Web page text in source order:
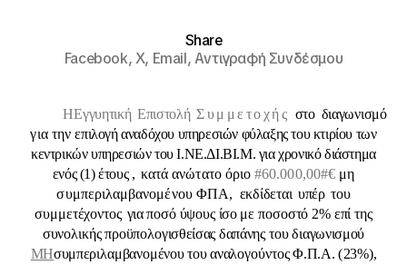
Share
Facebook,X, Email,Αντιγραφή Συνδέσμου
HΕγγυητική ΕπιστολήΣυμμετοχής στο διαγωνισμό
για την επιλογή αναδόχου υπηρεσιών φύλαξης του κτιρίου των
κεντρικών υπηρεσιών του Ι.ΝΕ.ΔΙ.ΒΙ.Μ. για χρονικό διάστημα
ενός (1) έτους , κατά ανώτατο όριο#60.000,00#€ μη
συμπεριλαμβανομένου ΦΠΑ, εκδίδεται υπέρ του
συμμετέχοντος για ποσό ύψους ίσο με ποσοστό 2% επί της
συνολικής προϋπολογισθείσας δαπάνης του διαγωνισμού
MHσυμπεριλαμβανομένουτου αναλογούντος Φ.Π.Α.(23%),